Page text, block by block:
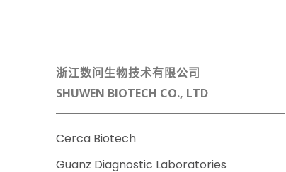
浙江数问生物技术有限公司
SHUWEN BIOTECH CO., LTD
Cerca Biotech
Guanz Diagnostic Laboratories